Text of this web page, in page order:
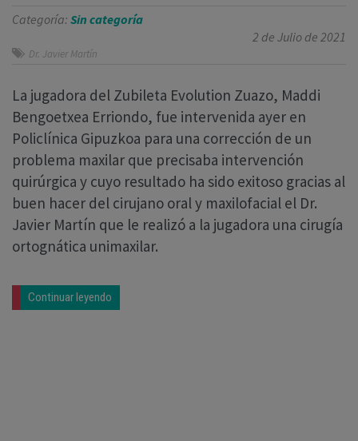
Categoría: Sin categoría
2 de Julio de 2021
Dr. Javier Martín
La jugadora del Zubileta Evolution Zuazo, Maddi
Bengoetxea Erriondo, fue intervenida ayer en
Policlínica Gipuzkoa para una corrección de un
problema maxilar que precisaba intervención
quirúrgica y cuyo resultado ha sido exitoso gracias al
buen hacer del cirujano oral y maxilofacial el Dr.
Javier Martín que le realizó a la jugadora una cirugía
ortognática unimaxilar.
Continuar leyendo